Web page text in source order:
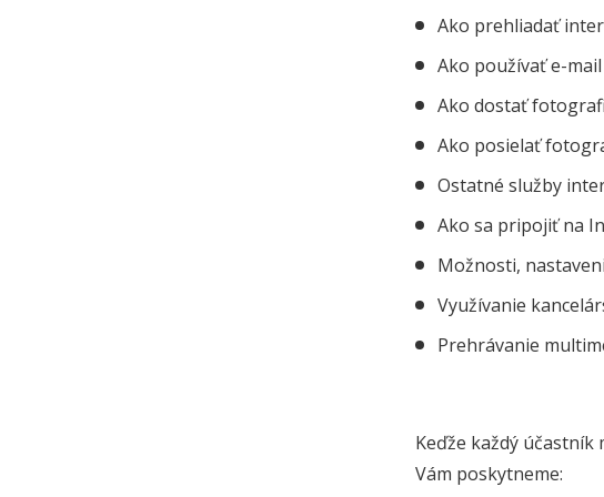
Ako prehliadať
Ako používať e-
Ako dostať
Ako posielať
Ostatné služby
Ako sa pripojiť na
Možnosti,
Využívanie
Prehrávanie
Keďže každý účastník
Vám poskytneme: